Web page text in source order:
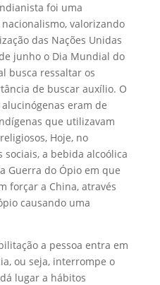
foi uma
valorizando
das Nações Unidas
junho o Dia Mundial do
busca ressaltar os
de buscar auxílio. O
eram de
que utilizavam
Hoje, no
a bebida alcoólica
Guerra do Ópio em que
forçar a China, através
causando uma
a pessoa entra em
ou seja, interrompe o
lugar a hábitos